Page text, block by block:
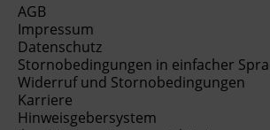
AGB
Impressum
Datenschutz
Stornobedingungen in einfacher
Widerruf und Stornobedingungen
Karriere
Hinweisgebersystem